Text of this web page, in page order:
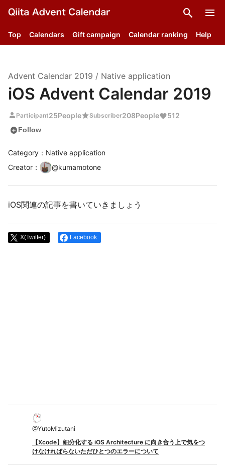
search menu
Top Calendars Gift campaign Calendar ranking Help
Advent Calendar 2019 / Native application
iOS Advent Calendar 2019
person Participant25PeoplestarSubscriber208People 512
add_circleFollow
Category：Native application
Creator ： @kumamotone
iOS関連の記事を書いていきましょう
X(Twitter) Facebook
@YutoMizutani
【Xcode】細分化する iOS Architecture に向き合う上で気をつ
けなければらないただひとつのエラーについて